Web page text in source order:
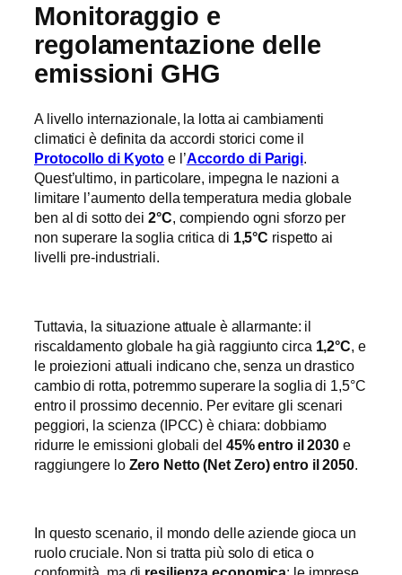
Monitoraggio e
regolamentazione delle
emissioni GHG
A livello internazionale, la lotta ai cambiamenti
climatici è definita da accordi storici come il
Protocollo di Kyoto e l’Accordo di Parigi.
Quest’ultimo, in particolare, impegna le nazioni a
limitare l’aumento della temperatura media globale
ben al di sotto dei2°C, compiendo ogni sforzo per
non superare la soglia critica di 1,5°C rispetto ai
livelli pre-industriali.
Tuttavia, la situazione attuale è allarmante: il
riscaldamento globale ha già raggiunto circa 1,2°C, e
le proiezioni attuali indicano che, senza un drastico
cambio di rotta, potremmo superare la soglia di 1,5°C
entro il prossimo decennio. Per evitare gli scenari
peggiori, la scienza (IPCC) è chiara: dobbiamo
ridurre le emissioni globali del 45% entro il 2030 e
raggiungere lo Zero Netto (Net Zero) entro il 2050.
In questo scenario, il mondo delle aziende gioca un
ruolo cruciale. Non si tratta più solo di etica o